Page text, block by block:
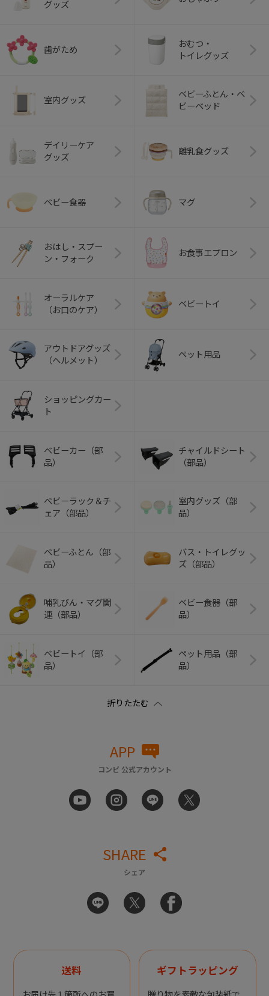
グッズ
歯がため
おむつ・
トイレグッズ
室内グッズ
ベビーふとん・ベ
ビーベッド
デイリーケア
グッズ
離乳食グッズ
ベビー食器 マグ
おはし・スプー
ン・フォーク
お食事エプロン
オーラルケア
（お口のケア）
ベビートイ
アウトドアグッズ
（ヘルメット）
ペット用品
ショッピングカー
ト
ベビーカー（部
品）
チャイルドシート
（部品）
ベビーラック＆チ
ェア（部品）
室内グッズ（部
品）
ベビーふとん（部
品）
バス・トイレグッ
ズ（部品）
哺乳びん・マグ関
連（部品）
ベビー食器（部
品）
ベビートイ（部
品）
ペット用品（部
品）
APP
コンビ 公式アカウント
SHARE
シェア
送料 ギフトラッピング